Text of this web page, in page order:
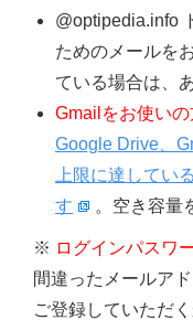
@optipedia.info
ためのメールを
ている場合は、
Gmailをお使いの
Google Drive、
上限に達してい
す
。空き容量
※ ログインパスワ
間違ったメールア
ご登録していただ